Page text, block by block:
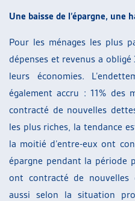
Une baisse de l’épargne, une
Pour les ménages les plus
dépenses et revenus a obligé
leurs économies.
également accru : 11% des
contracté de nouvelles
les plus riches, la tendance
la moitié d’entre-eux ont
épargne pendant la période
ont contracté de nouvelles
aussi selon la situation